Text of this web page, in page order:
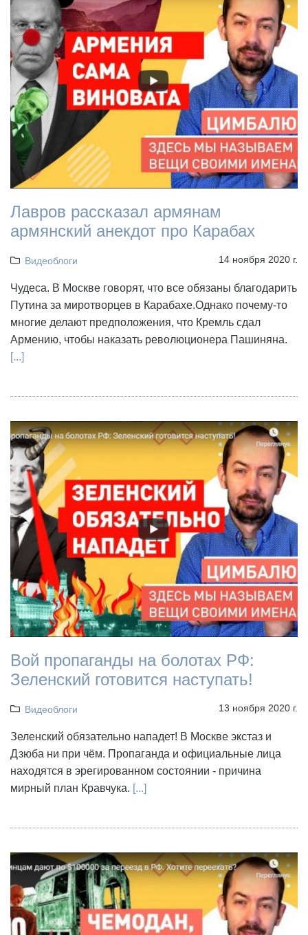
Лавров рассказал армянам
армянский анекдот про Карабах
Видеоблоги 14 ноября 2020 г.
Чудеса. В Москве говорят, что все обязаны благодарить
Путина за миротворцев в Карабахе.Однако почему-то
многие делают предположения, что Кремль сдал
Армению, чтобы наказать революционера Пашиняна.
[...]
Вой пропаганды на болотах РФ:
Зеленский готовится наступать!
Видеоблоги 13 ноября 2020 г.
Зеленский обязательно нападет! В Москве экстаз и
Дзюба ни при чём. Пропаганда и официальные лица
находятся в эрегированном состоянии - причина
мирный план Кравчука. [...]